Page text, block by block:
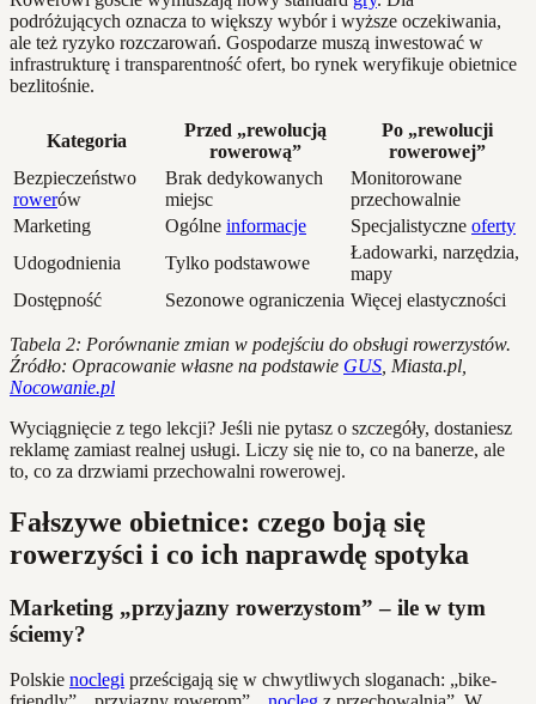
podróżujących oznacza to większy wybór i wyższe oczekiwania,
ale też ryzyko rozczarowań. Gospodarze muszą inwestować w
infrastrukturę i transparentność ofert, bo rynek weryfikuje obietnice
bezlitośnie.
Kategoria
Przed „rewolucją
rowerową”
Po „rewolucji
rowerowej”
Bezpieczeństwo
rowerów
Brak dedykowanych
miejsc
Monitorowane
przechowalnie
Marketing
Ogólne informacje Specjalistyczne oferty
Udogodnienia
Tylko podstawowe
Ładowarki, narzędzia,
mapy
Dostępność
Sezonowe ograniczenia Więcej elastyczności
Tabela 2: Porównanie zmian w podejściu do obsługi rowerzystów.
Źródło: Opracowanie własne na podstawie GUS , Miasta.pl,
Nocowanie.pl
Wyciągnięcie z tego lekcji? Jeśli nie pytasz o szczegóły, dostaniesz
reklamę zamiast realnej usługi. Liczy się nie to, co na banerze, ale
to, co za drzwiami przechowalni rowerowej.
Fałszywe obietnice: czego boją się
rowerzyści i co ich naprawdę spotyka
Marketing „przyjazny rowerzystom” – ile w tym
ściemy?
Polskie noclegi prześcigają się w chwytliwych sloganach: „bike-